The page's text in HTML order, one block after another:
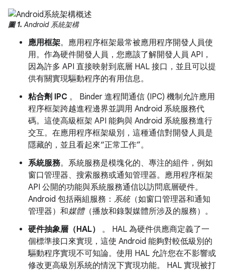
圖 1. Android 系統架構
應用框架。應用程序框架最常被應用程序開發人員使
用。作為硬件開發人員，您應該了解開發人員 API，
因為許多 API 直接映射到底層 HAL 接口，並且可以提
供有關實現驅動程序的有用信息。
粘合劑 IPC 。 Binder 進程間通信 (IPC) 機制允許應用
程序框架跨越進程邊界並調用 Android 系統服務代
碼。這使高級框架 API 能夠與 Android 系統服務進行
交互。在應用程序框架級別，這種通信對開發人員是
隱藏的，並且看起來“正常工作”。
系統服務。系統服務是模塊化的、專注的組件，例如
窗口管理器、搜索服務或通知管理器。應用程序框架
API 公開的功能與系統服務通信以訪問底層硬件。
Android 包括兩組服務： 系統（如窗口管理器和通知
管理器）和媒體（播放和錄製媒體所涉及的服務）。
硬件抽象層（HAL）
。 HAL 為硬件供應商定義了一
個標準接口來實現，這使 Android 能夠對較低級別的
驅動程序實現不可知論。使用 HAL 允許您在不影響或
修改更高級別系統的情況下實現功能。 HAL 實現被打